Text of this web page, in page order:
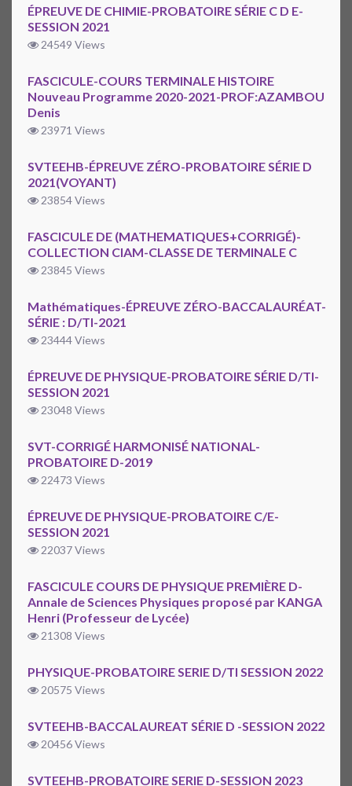
ÉPREUVE DE CHIMIE-PROBATOIRE SÉRIE C D E-
SESSION 2021
24549 Views
FASCICULE-COURS TERMINALE HISTOIRE
Nouveau Programme 2020-2021-PROF:AZAMBOU
Denis
23971 Views
SVTEEHB-ÉPREUVE ZÉRO-PROBATOIRE SÉRIE D
2021(VOYANT)
23854 Views
FASCICULE DE (MATHEMATIQUES+CORRIGÉ)-
COLLECTION CIAM-CLASSE DE TERMINALE C
23845 Views
Mathématiques-ÉPREUVE ZÉRO-BACCALAURÉAT-
SÉRIE : D/TI-2021
23444 Views
ÉPREUVE DE PHYSIQUE-PROBATOIRE SÉRIE D/TI-
SESSION 2021
23048 Views
SVT-CORRIGÉ HARMONISÉ NATIONAL-
PROBATOIRE D-2019
22473 Views
ÉPREUVE DE PHYSIQUE-PROBATOIRE C/E-
SESSION 2021
22037 Views
FASCICULE COURS DE PHYSIQUE PREMIÈRE D-
Annale de Sciences Physiques proposé par KANGA
Henri (Professeur de Lycée)
21308 Views
PHYSIQUE-PROBATOIRE SERIE D/TI SESSION 2022
20575 Views
SVTEEHB-BACCALAUREAT SÉRIE D -SESSION 2022
20456 Views
SVTEEHB-PROBATOIRE SERIE D-SESSION 2023